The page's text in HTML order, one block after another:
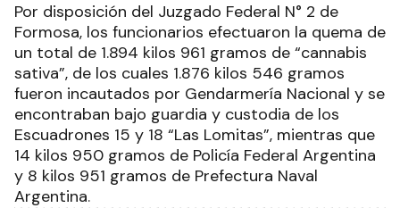
Por disposición del Juzgado Federal N° 2 de
Formosa, los funcionarios efectuaron la quema de
un total de 1.894 kilos 961 gramos de “cannabis
sativa”, de los cuales 1.876 kilos 546 gramos
fueron incautados por Gendarmería Nacional y se
encontraban bajo guardia y custodia de los
Escuadrones 15 y 18 “Las Lomitas”, mientras que
14 kilos 950 gramos de Policía Federal Argentina
y 8 kilos 951 gramos de Prefectura Naval
Argentina.